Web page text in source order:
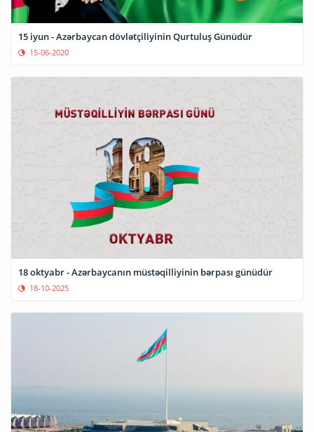
15 iyun - Azərbaycan dövlətçiliyinin Qurtuluş Günüdür
15-06-2020
18 oktyabr - Azərbaycanın müstəqilliyinin bərpası günüdür
18-10-2025